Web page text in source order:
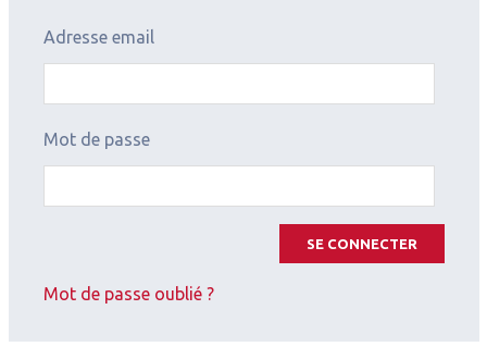
Adresse email
Mot de passe
SE CONNECTER
Mot de passe oublié ?